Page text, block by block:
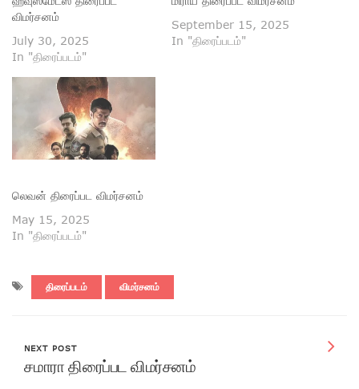
விமர்சனம்
July 30, 2025
In "திரைப்படம்"
September 15, 2025
In "திரைப்படம்"
லெவன் திரைப்பட விமர்சனம்
May 15, 2025
In "திரைப்படம்"
திரைப்படம் விமர்சனம்
NEXT POST
சமாரா திரைப்பட விமர்சனம்